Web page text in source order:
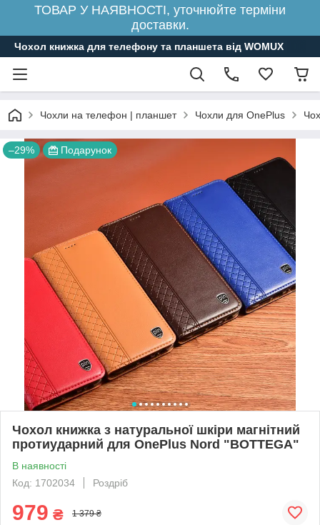
ТОВАР У НАЯВНОСТІ, уточнюйте терміни
доставки.
Чохол книжка для телефону та планшета від WOMUX
Чохли на телефон | планшет Чохли для OnePlus
–29% Подарунок
Чохол книжка з натуральної шкіри магнітний
протиударний для OnePlus Nord "BOTTEGA"
В наявності
Код: 1702034
Роздріб
979 ₴ 1 379 ₴